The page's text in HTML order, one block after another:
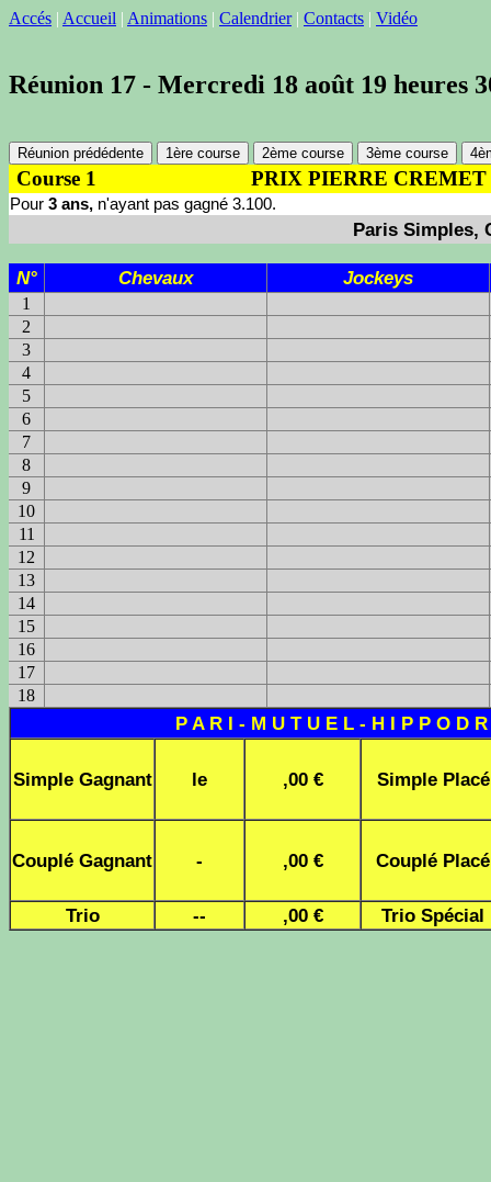
Accés | Accueil | Animations | Calendrier | Contacts | Vidéo
Réunion 17 - Mercredi 18 août 19 heures
Réunion prédédente 1ère course 2ème course 3ème course
Course 1 PRIX PIERRE CREMET
Pour 3 ans, n'ayant pas gagné 3.100.
Paris Simples,
N° Chevaux Jockeys
1
2
3
4
5
6
7
8
9
10
11
12
13
14
15
16
17
18
P A R I - M U T U E L - H I P P O D
Simple Gagnant le ,00 € Simple Placé
Couplé Gagnant - ,00 € Couplé Placé
Trio -- ,00 € Trio Spécial